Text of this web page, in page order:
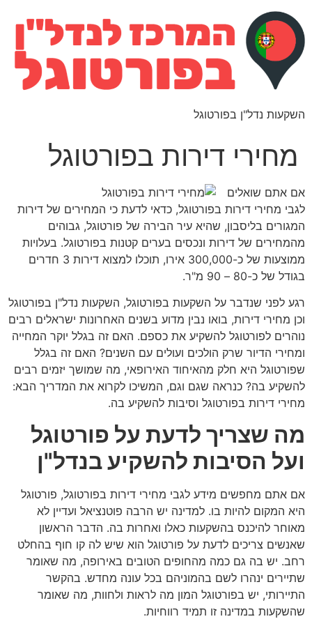
השקעות נדל"ן בפורטוגל
מחירי דירות בפורטוגל
אם אתם שואלים
לגבי מחירי דירות בפורטוגל, כדאי לדעת כי המחירים של דירות
המגורים בליסבון, שהיא עיר הבירה של פורטוגל, גבוהים
מהמחירים של דירות ונכסים בערים קטנות בפורטוגל. בעלויות
ממוצעות של כ-300,000 אירו, תוכלו למצוא דירות 3 חדרים
בגודל של כ-80 – 90 מ"ר.
רגע לפני שנדבר על השקעות בפורטוגל, השקעות נדל"ן בפורטוגל
וכן מחירי דירות, בואו נבין מדוע בשנים האחרונות ישראלים רבים
נוהרים לפורטוגל להשקיע את כספם. האם זה בגלל יוקר המחייה
ומחירי הדיור שרק הולכים ועולים עם השנים? האם זה בגלל
שפורטוגל היא חלק מהאיחוד האירופאי, מה שמושך יזמים רבים
להשקיע בה? כנראה שגם וגם, המשיכו לקרוא את המדריך הבא:
מחירי דירות בפורטוגל וסיבות להשקיע בה.
מה שצריך לדעת על פורטוגל
ועל הסיבות להשקיע בנדל"ן
אם אתם מחפשים מידע לגבי מחירי דירות בפורטוגל, פורטוגל
היא המקום להיות בו. למדינה יש הרבה פוטנציאל ועדיין לא
מאוחר להיכנס בהשקעות כאלו ואחרות בה. הדבר הראשון
שאנשים צריכים לדעת על פורטוגל הוא שיש לה קו חוף בהחלט
רחב. יש בה גם כמה מהחופים הטובים באירופה, מה שאומר
שתיירים ינהרו לשם בהמוניהם בכל עונה מחדש. בהקשר
התיירותי, יש בפורטוגל המון מה לראות ולחוות, מה שאומר
שהשקעות במדינה זו תמיד רווחיות.